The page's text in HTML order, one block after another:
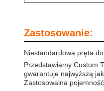
Zastosowanie:
Niestandardowa pręta
Przedstawiamy Custom
gwarantuje najwyższą
Zastosowalna